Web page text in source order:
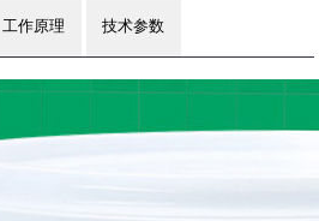
工作原理 技术参数